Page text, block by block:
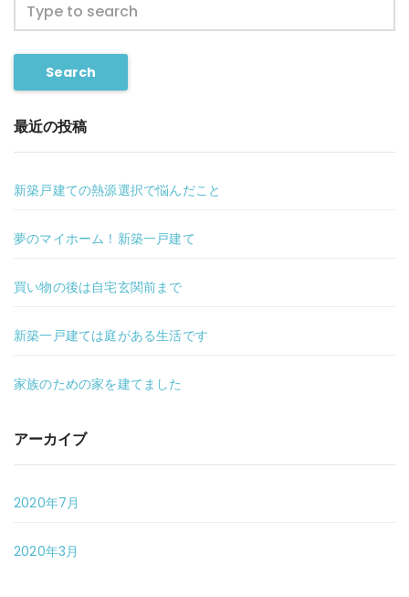
Search
最近の投稿
新築戸建ての熱源選択で悩んだこと
夢のマイホーム！新築一戸建て
買い物の後は自宅玄関前まで
新築一戸建ては庭がある生活です
家族のための家を建てました
アーカイブ
2020年7月
2020年3月